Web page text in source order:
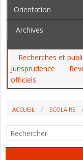
Orientation
Archives
Recherches et
Jurisprudence
officiels
ACCUEIL SCOLAIRE
RÉSULTATS INQUIÉTANTS